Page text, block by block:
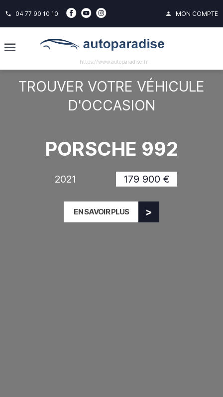
phone 04 77 90 10 10 person MON COMPTE
https://www.autoparadise.fr
TROUVER VOTRE VÉHICULE
D'OCCASION
PORSCHE 992
2021 179 900 €
EN SAVOIR PLUS